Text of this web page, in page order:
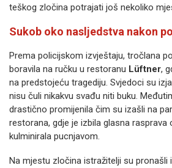
teškog zločina potrajati još nekoliko
Sukob oko nasljedstva nakon
Prema policijskom izvještaju, tročlana
boravila na ručku u restoranu Lüftner,
na predstojeću tragediju. Svjedoci su
nisu čuli nikakvu svađu niti buku.
drastično promijenila čim su izašli na
restorana, gdje je izbila glasna rasprava
kulminirala pucnjavom.
Na mjestu zločina istražitelji su pronašli